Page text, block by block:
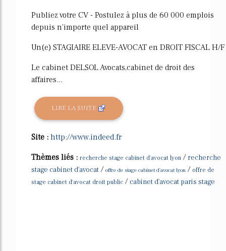
Publiez votre CV - Postulez à plus de 60 000 emplois
depuis n'importe quel appareil
Un(e) STAGIAIRE ELEVE-AVOCAT en DROIT FISCAL H/F
Le cabinet DELSOL Avocats,cabinet de droit des
affaires...
LIRE LA SUITE
Site : http://www.indeed.fr
Thèmes liés : recherche stage cabinet d'avocat lyon / recherche
stage cabinet d'avocat / offre de stage cabinet d'avocat lyon / offre de
stage cabinet d'avocat droit public / cabinet d'avocat paris stage